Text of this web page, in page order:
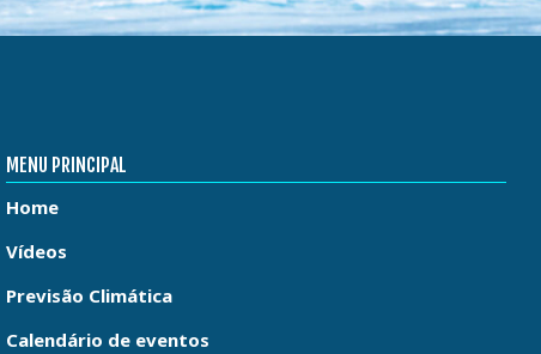
MENU PRINCIPAL
Home
Vídeos
Previsão Climática
Calendário de eventos